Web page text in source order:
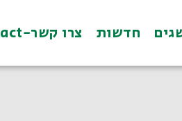
חדשות צרו קשר-Contact